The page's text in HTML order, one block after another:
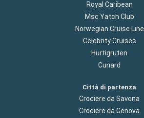
Royal Caribean
Msc Yatch Club
Norwegian Cruise Line
Celebrity Cruises
Hurtigruten
Cunard
Città di partenza
Crociere da Savona
Crociere da Genova